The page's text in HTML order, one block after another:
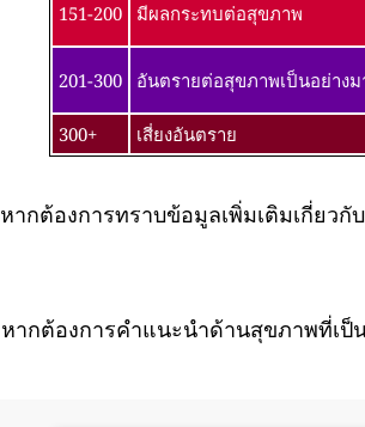
151-200 มีผลกระทบต่อสุขภาพ
201-300 อันตรายต่อสุขภาพเป็นอย่างม
300+
เสี่ยงอันตราย
หากต้องการทราบข้อมูลเพิ่มเติมเกี่ยว
หากต้องการคำแนะนำด้านสุขภาพที่เ